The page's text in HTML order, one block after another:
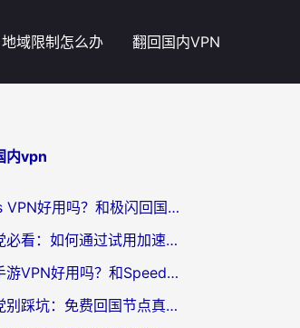
地域限制怎么办 翻回国内VPN
内vpn
Malus VPN好用吗？和极闪回国VPN对比哪个回国效果更好？海外党亲测3款加速器+避坑指南
海外党必看：如何通过试用加速器解决国内APP地区限制？附2026最新对比测评
雷神手游VPN好用吗？和SpeedCN VPN对比哪个回国效果更好？海外党亲测3款加速器+避坑指南
海外党别踩坑：免费回国节点真的靠谱吗？教你选对加速器无缝访问国内资源